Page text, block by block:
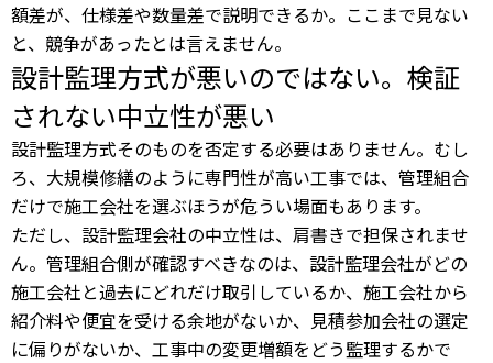
額差が、仕様差や数量差で説明できるか。ここまで見ない
と、競争があったとは言えません。
設計監理方式が悪いのではない。検証
されない中立性が悪い
設計監理方式そのものを否定する必要はありません。むし
ろ、大規模修繕のように専門性が高い工事では、管理組合
だけで施工会社を選ぶほうが危うい場面もあります。
ただし、設計監理会社の中立性は、肩書きで担保されませ
ん。管理組合側が確認すべきなのは、設計監理会社がどの
施工会社と過去にどれだけ取引しているか、施工会社から
紹介料や便宜を受ける余地がないか、見積参加会社の選定
に偏りがないか、工事中の変更増額をどう監理するかで